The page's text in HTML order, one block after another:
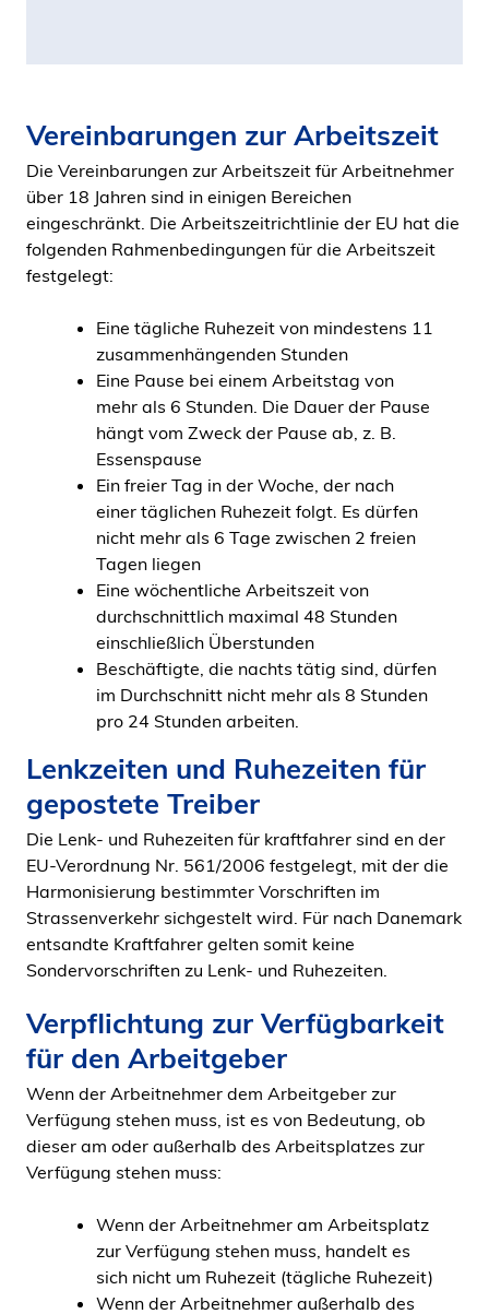
Vereinbarungen zur Arbeitszeit
Die Vereinbarungen zur Arbeitszeit für Arbeitnehmer
über 18 Jahren sind in einigen Bereichen
eingeschränkt. Die Arbeitszeitrichtlinie der EU hat die
folgenden Rahmenbedingungen für die Arbeitszeit
festgelegt:
Eine tägliche Ruhezeit von mindestens 11
zusammenhängenden Stunden
Eine Pause bei einem Arbeitstag von
mehr als 6 Stunden. Die Dauer der Pause
hängt vom Zweck der Pause ab, z. B.
Essenspause
Ein freier Tag in der Woche, der nach
einer täglichen Ruhezeit folgt. Es dürfen
nicht mehr als 6 Tage zwischen 2 freien
Tagen liegen
Eine wöchentliche Arbeitszeit von
durchschnittlich maximal 48 Stunden
einschließlich Überstunden
Beschäftigte, die nachts tätig sind, dürfen
im Durchschnitt nicht mehr als 8 Stunden
pro 24 Stunden arbeiten.
Lenkzeiten und Ruhezeiten für
gepostete Treiber
Die Lenk- und Ruhezeiten für kraftfahrer sind en der
EU-Verordnung Nr. 561/2006 festgelegt, mit der die
Harmonisierung bestimmter Vorschriften im
Strassenverkehr sichgestelt wird. Für nach Danemark
entsandte Kraftfahrer gelten somit keine
Sondervorschriften zu Lenk- und Ruhezeiten.
Verpflichtung zur Verfügbarkeit
für den Arbeitgeber
Wenn der Arbeitnehmer dem Arbeitgeber zur
Verfügung stehen muss, ist es von Bedeutung, ob
dieser am oder außerhalb des Arbeitsplatzes zur
Verfügung stehen muss:
Wenn der Arbeitnehmer am Arbeitsplatz
zur Verfügung stehen muss, handelt es
sich nicht um Ruhezeit (tägliche Ruhezeit)
Wenn der Arbeitnehmer außerhalb des